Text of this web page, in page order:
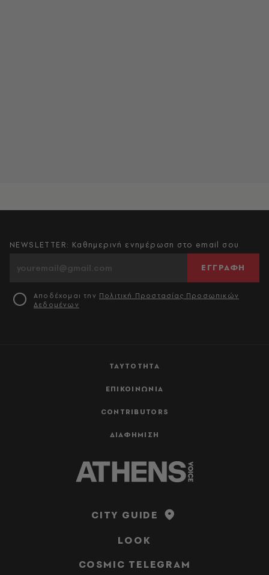
ΤΑΥΤΟΤΗΤΑ
ΕΠΙΚΟΙΝΩΝΙΑ
CONTRIBUTORS
ΔΙΑΦΗΜΙΣΗ
NEWSLETTER: Καθημερινή ενημέρωση στο email σου
ΕΓΓΡΑΦΗ
Αποδέχομαι την Πολιτική Προστασίας Προσωπικών
Δεδομένων
CITY GUIDE
LOOK
COSMIC TELEGRAM